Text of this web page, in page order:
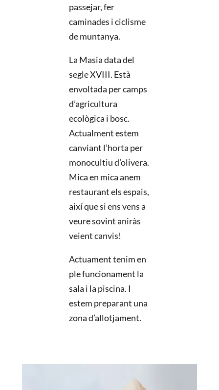
passejar, fer
caminades i ciclisme
de muntanya.
La Masia data del
segle XVIII. Està
envoltada per camps
d’agricultura
ecològica i bosc.
Actualment estem
canviant l’horta per
monocultiu d’olivera.
Mica en mica anem
restaurant els espais,
així que si ens vens a
veure sovint aniràs
veient canvis!
Actuament tenim en
ple funcionament la
sala i la piscina. I
estem preparant una
zona d’allotjament.